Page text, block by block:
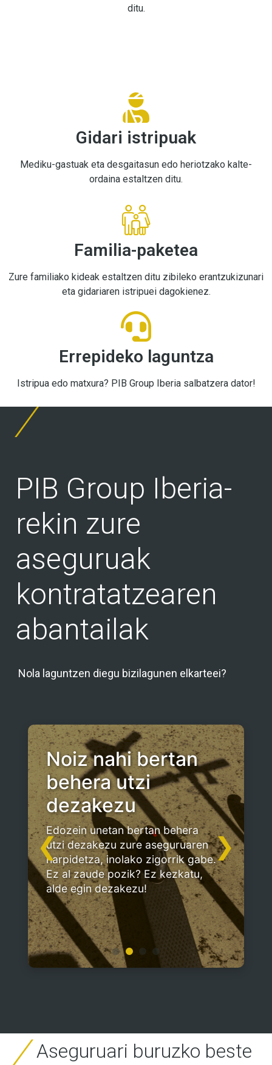
ditu.
Gidari istripuak
Mediku-gastuak eta desgaitasun edo heriotzako kalte-
ordaina estaltzen ditu.
Familia-paketea
Zure familiako kideak estaltzen ditu zibileko erantzukizunari
eta gidariaren istripuei dagokienez.
Errepideko laguntza
Istripua edo matxura? PIB Group Iberia salbatzera dator!
PIB Group Iberia-
rekin zure
aseguruak
kontratatzearen
abantailak
Nola laguntzen diegu bizilagunen elkarteei?
Noiz nahi bertan
behera utzi
dezakezu
Edozein unetan bertan behera
utzi dezakezu zure aseguruaren
harpidetza, inolako zigorrik gabe.
Ez al zaude pozik? Ez kezkatu,
alde egin dezakezu!
❮ ❯
Aseguruari buruzko beste